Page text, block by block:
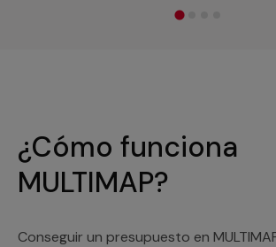
¿Cómo funciona
MULTIMAP?
Conseguir un presupuesto en